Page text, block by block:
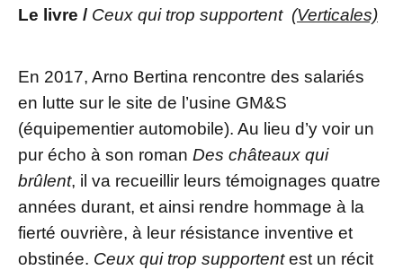
Le livre / Ceux qui trop supportent (Verticales)
En 2017, Arno Bertina rencontre des salariés
en lutte sur le site de l’usine GM&S
(équipementier automobile). Au lieu d’y voir un
pur écho à son roman Des châteaux qui
brûlent, il va recueillir leurs témoignages quatre
années durant, et ainsi rendre hommage à la
fierté ouvrière, à leur résistance inventive et
obstinée. Ceux qui trop supportentest un récit